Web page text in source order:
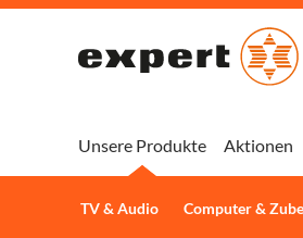
Unsere Produkte
TV & Audio Computer &
Aktionen